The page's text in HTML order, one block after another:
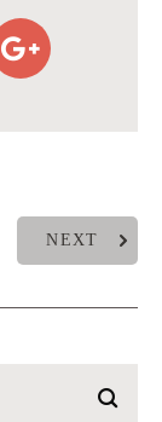
NEXT